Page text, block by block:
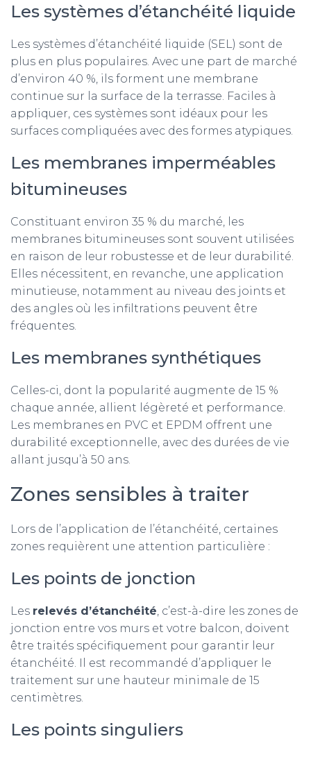
Les systèmes d’étanchéité liquide
Les systèmes d’étanchéité liquide (SEL) sont de
plus en plus populaires. Avec une part de marché
d’environ 40 %, ils forment une membrane
continue sur la surface de la terrasse. Faciles à
appliquer, ces systèmes sont idéaux pour les
surfaces compliquées avec des formes atypiques.
Les membranes imperméables
bitumineuses
Constituant environ 35 % du marché, les
membranes bitumineuses sont souvent utilisées
en raison de leur robustesse et de leur durabilité.
Elles nécessitent, en revanche, une application
minutieuse, notamment au niveau des joints et
des angles où les infiltrations peuvent être
fréquentes.
Les membranes synthétiques
Celles-ci, dont la popularité augmente de 15 %
chaque année, allient légèreté et performance.
Les membranes en PVC et EPDM offrent une
durabilité exceptionnelle, avec des durées de vie
allant jusqu’à 50 ans.
Zones sensibles à traiter
Lors de l’application de l’étanchéité, certaines
zones requièrent une attention particulière :
Les points de jonction
Les relevés d’étanchéité , c’est-à-dire les zones de
jonction entre vos murs et votre balcon, doivent
être traités spécifiquement pour garantir leur
étanchéité. Il est recommandé d’appliquer le
traitement sur une hauteur minimale de 15
centimètres.
Les points singuliers